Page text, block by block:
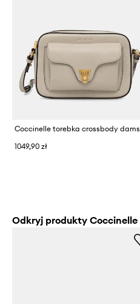
1049,90 zł
Odkryj produkty Coccinelle